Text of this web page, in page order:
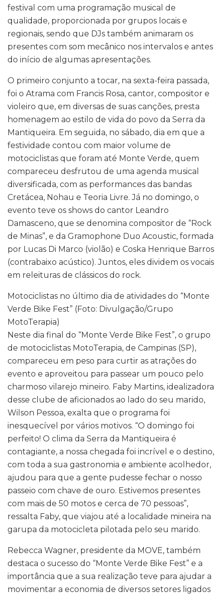
festival com uma programação musical de
qualidade, proporcionada por grupos locais e
regionais, sendo que DJs também animaram os
presentes com som mecânico nos intervalos e antes
do início de algumas apresentações.
O primeiro conjunto a tocar, na sexta-feira passada,
foi o Atrama com Francis Rosa, cantor, compositor e
violeiro que, em diversas de suas canções, presta
homenagem ao estilo de vida do povo da Serra da
Mantiqueira. Em seguida, no sábado, dia em que a
festividade contou com maior volume de
motociclistas que foram até Monte Verde, quem
compareceu desfrutou de uma agenda musical
diversificada, com as performances das bandas
Cretácea, Nohau e Teoria Livre. Já no domingo, o
evento teve os shows do cantor Leandro
Damasceno, que se denomina compositor de “Rock
de Minas”, e da Gramophone Duo Acoustic, formada
por Lucas Di Marco (violão) e Coska Henrique Barros
(contrabaixo acústico). Juntos, eles dividem os vocais
em releituras de clássicos do rock.
Motociclistas no último dia de atividades do “Monte
Verde Bike Fest” (Foto: Divulgação/Grupo
MotoTerapia)
Neste dia final do “Monte Verde Bike Fest”, o grupo
de motociclistas MotoTerapia, de Campinas (SP),
compareceu em peso para curtir as atrações do
evento e aproveitou para passear um pouco pelo
charmoso vilarejo mineiro. Faby Martins, idealizadora
desse clube de aficionados ao lado do seu marido,
Wilson Pessoa, exalta que o programa foi
inesquecível por vários motivos. “O domingo foi
perfeito! O clima da Serra da Mantiqueira é
contagiante, a nossa chegada foi incrível e o destino,
com toda a sua gastronomia e ambiente acolhedor,
ajudou para que a gente pudesse fechar o nosso
passeio com chave de ouro. Estivemos presentes
com mais de 50 motos e cerca de 70 pessoas”,
ressalta Faby, que viajou até a localidade mineira na
garupa da motocicleta pilotada pelo seu marido.
Rebecca Wagner, presidente da MOVE, também
destaca o sucesso do “Monte Verde Bike Fest” e a
importância que a sua realização teve para ajudar a
movimentar a economia de diversos setores ligados